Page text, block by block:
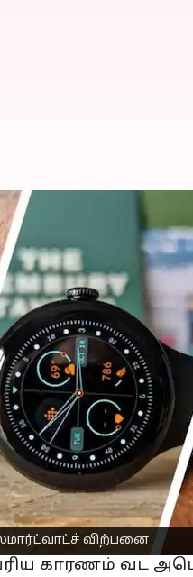
விற்பனை
04:00 pm
படி,
இருக்கும்
ஆராய்ச்சி
கூறினார்.
காரணம் வட